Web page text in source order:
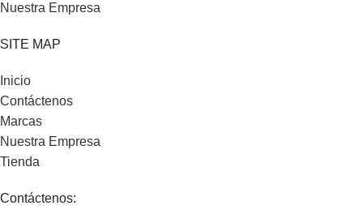
Nuestra Empresa
SITE MAP
Inicio
Contáctenos
Marcas
Nuestra Empresa
Tienda
Contáctenos: